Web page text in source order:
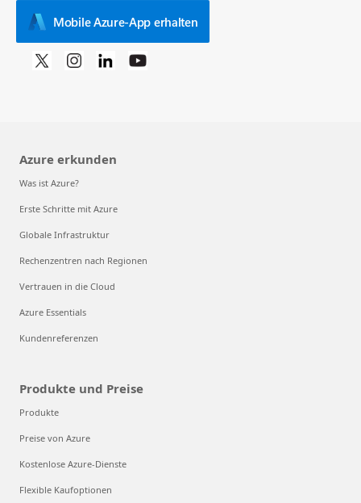
Mobile Azure-App erhalten
Azure erkunden
Was ist Azure?
Erste Schritte mit Azure
Globale Infrastruktur
Rechenzentren nach Regionen
Vertrauen in die Cloud
Azure Essentials
Kundenreferenzen
Produkte und Preise
Produkte
Preise von Azure
Kostenlose Azure-Dienste
Flexible Kaufoptionen